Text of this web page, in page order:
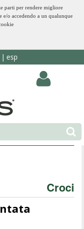
parti per rendere migliore
e/o accedendo a un qualunque
esp
Croci